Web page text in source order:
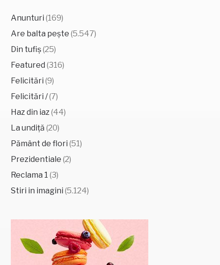
Anunturi (169)
Are balta pește (5.547)
Din tufiș(25)
Featured (316)
Felicitări (9)
Felicitări /(7)
Haz din iaz (44)
La undiță (20)
Pământ de flori (51)
Prezidentiale (2)
Reclama 1 (3)
Stiri in imagini (5.124)